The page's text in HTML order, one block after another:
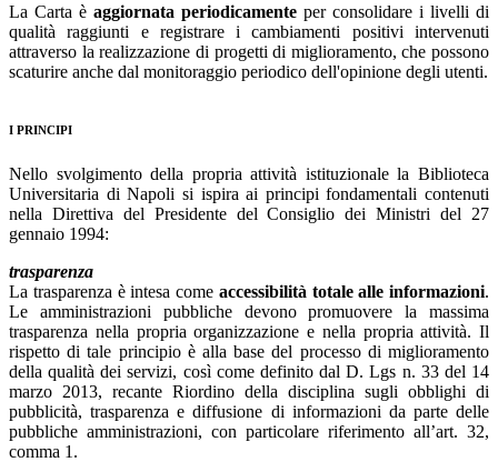
La Carta è aggiornata periodicamente per consolidare i livelli di
qualità raggiunti e registrare i cambiamenti positivi intervenuti
attraverso la realizzazione di progetti di miglioramento, che possono
scaturire anche dal monitoraggio periodico dell'opinione degli utenti.
I PRINCIPI
Nello svolgimento della propria attività istituzionale la Biblioteca
Universitaria di Napoli si ispira ai principi fondamentali contenuti
nella Direttiva del Presidente del Consiglio dei Ministri del 27
gennaio 1994:
trasparenza
La trasparenza è intesa come accessibilità totale alle informazioni.
Le amministrazioni pubbliche devono promuovere la massima
trasparenza nella propria organizzazione e nella propria attività. Il
rispetto di tale principio è alla base del processo di miglioramento
della qualità dei servizi, così come definito dal D. Lgs n. 33 del 14
marzo 2013, recante Riordino della disciplina sugli obblighi di
pubblicità, trasparenza e diffusione di informazioni da parte delle
pubbliche amministrazioni, con particolare riferimento all’art. 32,
comma 1.